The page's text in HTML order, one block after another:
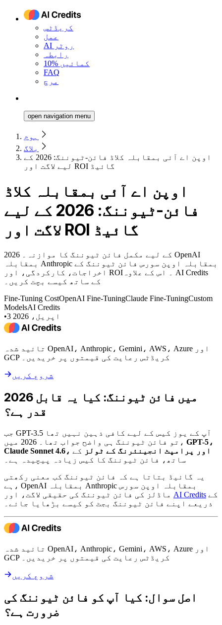
کریڈٹس
عمل
AI روٹر
رابطہ
10% کمائیں
FAQ
مرچ
open navigation menu
ہوم
بلاگ
اوپن اے آئی بمقابلہ کلاڈ فائن-ٹیوننگ: 2026 کے
لیے لاگت اور ROI گائیڈ
اوپن اے آئی بمقابلہ کلاڈ
فائن-ٹیوننگ: 2026 کے لیے
لاگت اور ROI گائیڈ
2026 کے لیے مکمل فائن ٹیوننگ کا موازنہ۔ OpenAI
بمقابلہ Anthropic بمقابلہ اوپن سورس فائن ٹیوننگ کے
اخراجات، کارکردگی، اور ROI۔ اس کے علاوہ AI Credits
کے ساتھ کیسے بچت کریں۔
Fine-Tuning CostOpenAI Fine-TuningClaude Fine-TuningCustom
ModelsAI Credits
•
3 اپریل، 2026
تائید شدہ OpenAI، Anthropic، Gemini، AWS، Azure اور
GCP کریڈٹس رعایت کی قیمتوں پر خریدیں۔
شروع کریں
2026 میں فائن ٹیوننگ: کیا یہ قابل
قدر ہے؟
جب GPT-3.5 آپ کے یوز کیس کے لیے کافی ذہین نہیں تھا
تو فائن ٹیوننگ ہی واضح جواب تھا۔ 2026 میں، GPT-5،
Claude Sonnet 4.6، اور پرامپٹ انجینئرنگ کے ٹولز
کے
ساتھ، فائن ٹیوننگ کا کیس زیادہ پیچیدہ ہے۔
یہ گائیڈ بتاتا ہے کہ فائن ٹیوننگ کب معنی رکھتی
ہے، OpenAI بمقابلہ Anthropic بمقابلہ اوپن سورس
AI Credits
ذریعے اپنے فائن ٹیوننگ بجٹ کو کیسے بڑھایا جائے۔
تائید شدہ OpenAI، Anthropic، Gemini، AWS، Azure اور
GCP کریڈٹس رعایت کی قیمتوں پر خریدیں۔
شروع کریں
اصل سوال: کیا آپ کو فائن ٹیوننگ کی
ضرورت ہے؟